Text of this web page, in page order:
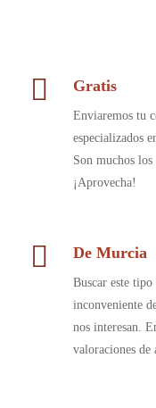
Gratis
Enviaremos tu
especializados
Son muchos
¡Aprovecha!
De Murcia
Buscar este
inconveniente
nos interesan.
valoraciones de